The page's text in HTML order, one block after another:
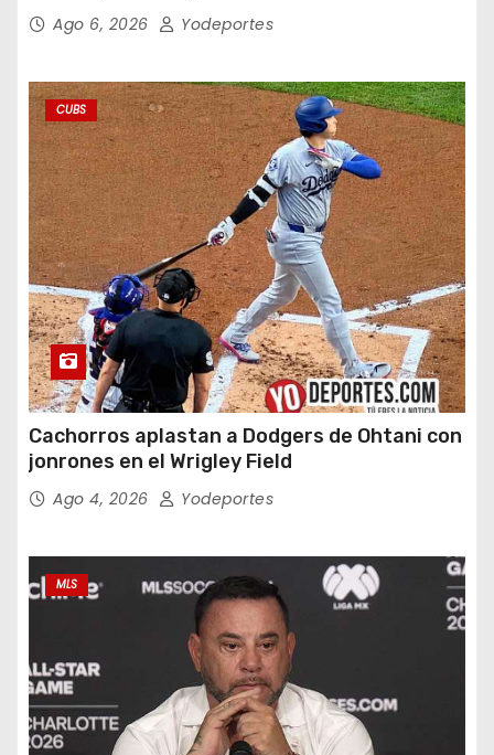
Ago 6, 2026 Yodeportes
CUBS
Cachorros aplastan a Dodgers de Ohtani con
jonrones en el Wrigley Field
Ago 4, 2026 Yodeportes
MLS